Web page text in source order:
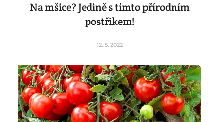
Na mšice? Jedině s tímto přírodním
postřikem!
12. 5. 2022